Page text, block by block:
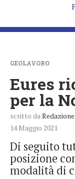
GEOLAVORO
Eures
per la
scritto da Redazione
14 Maggio 2021
Di seguito
posizione
modalità di